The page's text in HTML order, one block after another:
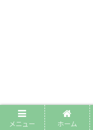
メニュー ホーム